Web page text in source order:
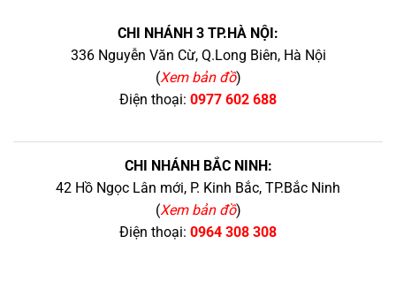
CHI NHÁNH 3 TP.HÀ NỘI:
336 Nguyễn Văn Cừ, Q.Long Biên, Hà Nội
(Xem bản đồ)
Điện thoại: 0977 602 688
CHI NHÁNH BẮC NINH:
42 Hồ Ngọc Lân mới, P. Kinh Bắc, TP.Bắc Ninh
(Xem bản đồ)
Điện thoại: 0964 308 308